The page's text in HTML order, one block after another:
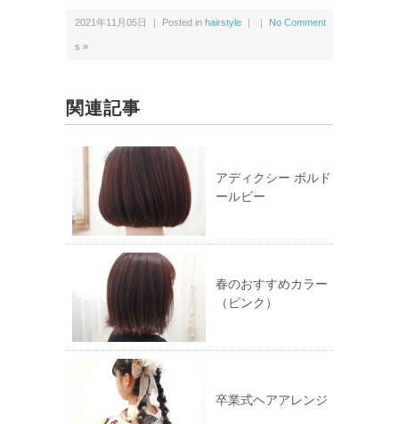
w
i
有
(新
し
ィ
ン
ド
ウ
で
開
き
す)
k
で
ク
リ
ッ
し
だ
さ
い
(新
し
い
ウ
ィ
ン
ド
ま
す)
2021年11月05日 ｜ Posted in hairstyle No Comment
s »
関連記事
アディクシー ボルド
ールビー
春のおすすめカラー
（ピンク）
卒業式ヘアアレンジ